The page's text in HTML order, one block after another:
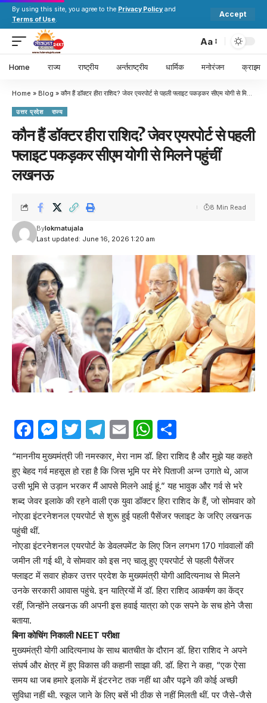
By using this site, you agree to the Privacy Policy and
Terms of Use.
Accept
Aa
Home राज्य राष्ट्रीय अर्न्तराष्ट्रीय धार्मिक मनोरंजन क्राइम
Home » Blog » कौन हैं डॉक्‍टर हीरा राशिद? जेवर एयरपोर्ट से पहली फ्लाइट पकड़कर सीएम योगी से मिलने पहुंचीं लखनऊ
उत्तर प्रदेश राज्य
कौन हैं डॉक्‍टर हीरा राशिद? जेवर एयरपोर्ट से पहली
फ्लाइट पकड़कर सीएम योगी से मिलने पहुंचीं
लखनऊ
Last updated: June 16, 2026 1:20 am
Bylokmatujala
8 Min Read
Facebook
Messenger
Twitter
Telegram
EmailWhatsApp
“माननीय मुख्यमंत्री जी नमस्कार, मेरा नाम डॉ. हिरा राशिद है और मुझे यह कहते
हुए बेहद गर्व महसूस हो रहा है कि जिस भूमि पर मेरे पिताजी अन्न उगाते थे, आज
उसी भूमि से उड़ान भरकर मैं आपसे मिलने आई हूं.” यह भावुक और गर्व से भरे
शब्द जेवर इलाके की रहने वाली एक युवा डॉक्टर हिरा राशिद के हैं, जो सोमवार को
नोएडा इंटरनेशनल एयरपोर्ट से शुरू हुई पहली पैसेंजर फ्लाइट के जरिए लखनऊ
पहुंची थीं.
नोएडा इंटरनेशनल एयरपोर्ट के डेवलपमेंट के लिए जिन लगभग 170 गांववालों की
जमीन ली गई थी, वे सोमवार को इस नए चालू हुए एयरपोर्ट से पहली पैसेंजर
फ्लाइट में सवार होकर उत्तर प्रदेश के मुख्यमंत्री योगी आदित्यनाथ से मिलने
उनके सरकारी आवास पहुंचे. इन यात्रियों में डॉ. हिरा राशिद आकर्षण का केंद्र
रहीं, जिन्होंने लखनऊ की अपनी इस हवाई यात्रा को एक सपने के सच होने जैसा
बताया.
बिना कोचिंग निकाली NEET परीक्षा
मुख्यमंत्री योगी आदित्यनाथ के साथ बातचीत के दौरान डॉ. हिरा राशिद ने अपने
संघर्ष और क्षेत्र में हुए विकास की कहानी साझा की. डॉ. हिरा ने कहा, “एक ऐसा
समय था जब हमारे इलाके में इंटरनेट तक नहीं था और पढ़ने की कोई अच्छी
सुविधा नहीं थी. स्कूल जाने के लिए बसें भी ठीक से नहीं मिलती थीं. पर जैसे-जैसे